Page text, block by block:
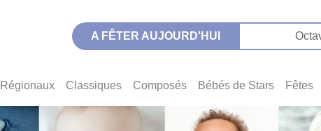
A FÊTER AUJOURD'HUI
Régionaux Classiques Composés Bébés de Stars Fêtes